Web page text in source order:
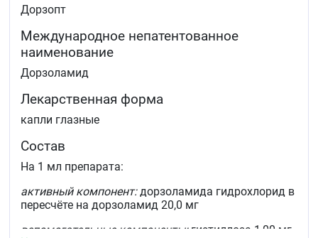
Дорзопт
Международное непатентованное
наименование
Дорзоламид
Лекарственная форма
капли глазные
Состав
На 1 мл препарата:
активный компонент:дорзоламида гидрохлорид в
пересчёте на дорзоламид 20,0 мг
вспомогательные компоненты:гиэтиллоза 1,00 мг,